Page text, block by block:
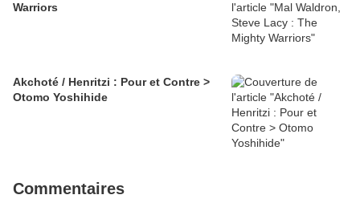
Warriors
Akchoté / Henritzi : Pour et Contre >
Otomo Yoshihide
Commentaires